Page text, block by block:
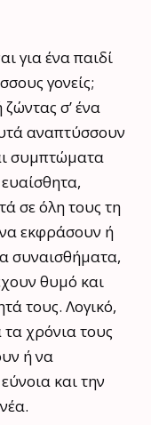
για ένα παιδί
γονείς;
σ’ ένα
αναπτύσσουν
συμπτώματα
σε όλη τους τη
εκφράσουν ή
συναισθήματα,
θυμό και
τους. Λογικό,
χρόνια τους
ή να
και την